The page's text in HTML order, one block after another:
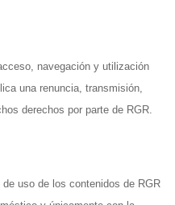
navegación y utilización
una renuncia, transmisión,
derechos por parte de RGR.
uso de los contenidos de RGR